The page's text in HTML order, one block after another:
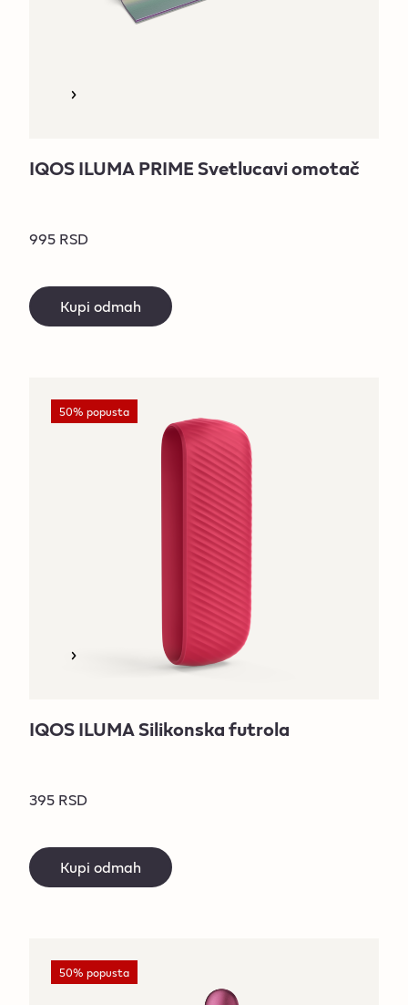
IQOS ILUMA PRIME Svetlucavi omotač
995 RSD
Kupi odmah
50% popusta
IQOS ILUMA Silikonska futrola
395 RSD
Kupi odmah
50% popusta